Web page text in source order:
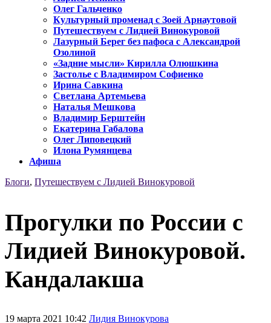
Олег Гальченко
Культурный променад с Зоей Арнаутовой
Путешествуем с Лидией Винокуровой
Лазурный Берег без пафоса с Александрой
Озолиной
«Задние мысли» Кирилла Олюшкина
Застолье с Владимиром Софиенко
Ирина Савкина
Светлана Артемьева
Наталья Мешкова
Владимир Берштейн
Екатерина Габалова
Олег Липовецкий
Илона Румянцева
Афиша
Блоги, Путешествуем с Лидией Винокуровой
Прогулки по России с
Лидией Винокуровой.
Кандалакша
19 марта 2021 10:42 Лидия Винокурова